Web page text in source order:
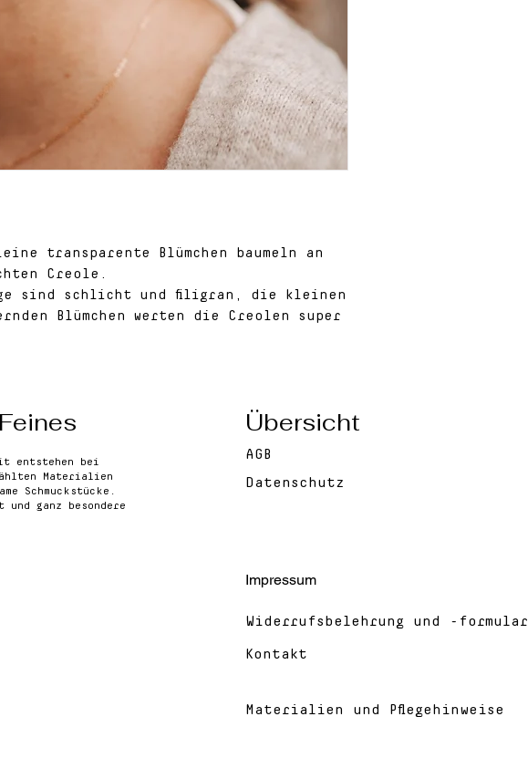
transparente Blümchen baumeln an
Creole.
sind schlicht und filigran, die kleinen
Blümchen werten die Creolen super
entstehen bei
Materialien
Schmuckstücke.
ganz besondere
Übersicht
AGB
Datenschutz
Impressum
Widerrufsbelehrung und -formular
Kontakt
Materialien und Pflegehinweise